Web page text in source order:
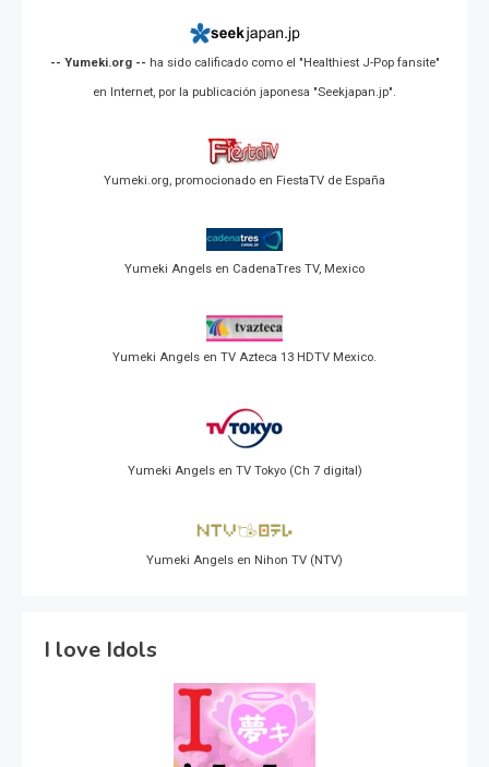
-- Yumeki.org -- ha sido calificado como el "Healthiest J-Pop fansite"
en Internet, por la publicación japonesa "Seekjapan.jp".
Yumeki.org, promocionado en FiestaTV de España
Yumeki Angels en CadenaTres TV, Mexico
Yumeki Angels en TV Azteca 13 HDTV Mexico.
Yumeki Angels en TV Tokyo (Ch 7 digital)
Yumeki Angels en Nihon TV (NTV)
I love Idols